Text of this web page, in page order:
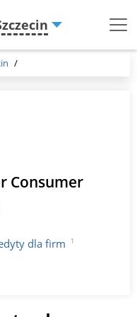
Consumer
dla firm 1